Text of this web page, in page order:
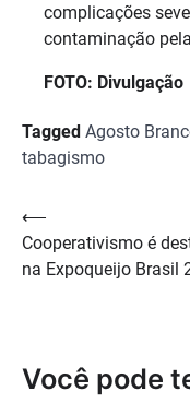
complicações
contaminação
FOTO: Divulgação
Tagged Agosto
tabagismo
Navegação
de
⟵
Cooperativismo é
na Expoqueijo Brasil
Você pode